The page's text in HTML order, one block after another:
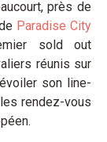
près de
Paradise City
sold out
réunis sur
son line-
rendez-vous